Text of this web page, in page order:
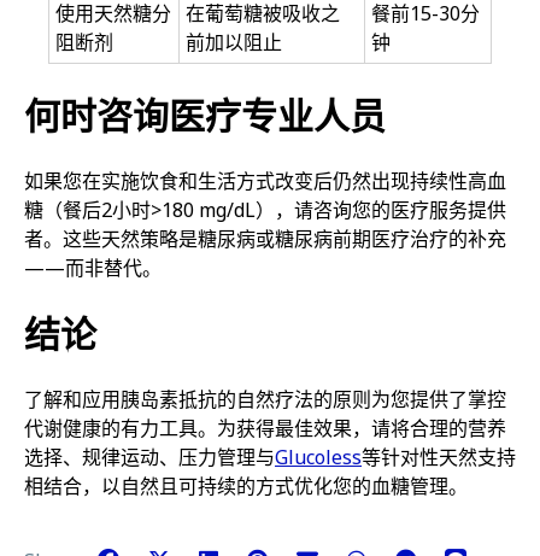
使用天然糖分
阻断剂
在葡萄糖被吸收之
前加以阻止
餐前15-30分
钟
何时咨询医疗专业人员
如果您在实施饮食和生活方式改变后仍然出现持续性高血
糖（餐后2小时>180 mg/dL），请咨询您的医疗服务提供
者。这些天然策略是糖尿病或糖尿病前期医疗治疗的补充
——而非替代。
结论
了解和应用胰岛素抵抗的自然疗法的原则为您提供了掌控
代谢健康的有力工具。为获得最佳效果，请将合理的营养
选择、规律运动、压力管理与Glucoless等针对性天然支持
相结合，以自然且可持续的方式优化您的血糖管理。